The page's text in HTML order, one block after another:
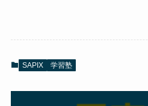
SAPIX 学習塾